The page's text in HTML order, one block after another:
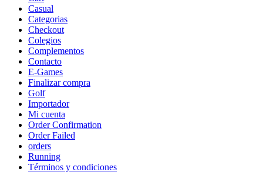
Casual
Categorias
Checkout
Colegios
Complementos
Contacto
E-Games
Finalizar compra
Golf
Importador
Mi cuenta
Order Confirmation
Order Failed
orders
Running
Términos y condiciones